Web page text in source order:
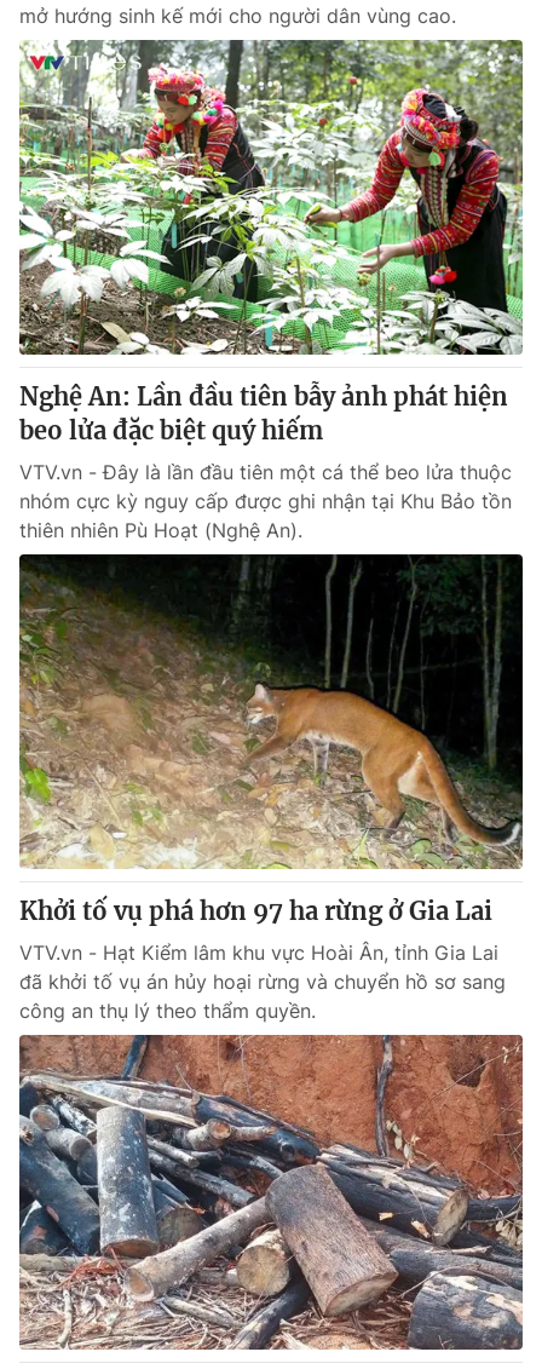
Liên hệ quảng cáo:024-7300.7108
® Cấm sao chép dưới mọi hình thức nếu không có sự chấp
thuận bằng văn bản. Ghi rõ nguồn VTV.vn khi phát hành lại
thông tin từ website này.
mở hướng sinh kế mới cho người dân vùng cao.
Nghệ An: Lần đầu tiên bẫy ảnh phát hiện
beo lửa đặc biệt quý hiếm
VTV.vn - Đây là lần đầu tiên một cá thể beo lửa thuộc
nhóm cực kỳ nguy cấp được ghi nhận tại Khu Bảo tồn
thiên nhiên Pù Hoạt (Nghệ An).
Khởi tố vụ phá hơn 97 ha rừng ở Gia Lai
VTV.vn - Hạt Kiểm lâm khu vực Hoài Ân, tỉnh Gia Lai
đã khởi tố vụ án hủy hoại rừng và chuyển hồ sơ sang
công an thụ lý theo thẩm quyền.